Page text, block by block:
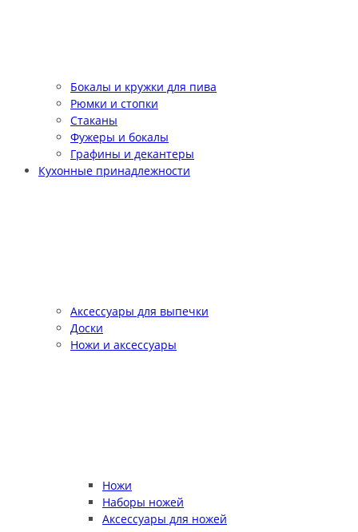
Бокалы и кружки для пива
Рюмки и стопки
Стаканы
Фужеры и бокалы
Графины и декантеры
Кухонные принадлежности
Аксессуары для выпечки
Доски
Ножи и аксессуары
Ножи
Наборы ножей
Аксессуары для ножей